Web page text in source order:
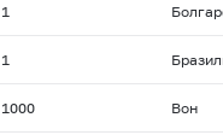
1
1
1000 Вон